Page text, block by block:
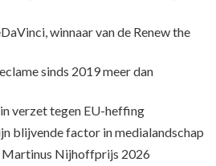
winnaar van de Renew the
sinds 2019 meer dan
verzet tegen EU-heffing
blijvende factor in medialandschap
Nijhoffprijs 2026